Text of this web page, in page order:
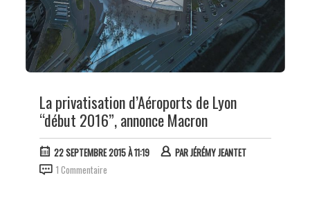
La privatisation d’Aéroports de Lyon
“début 2016”, annonce Macron
22 SEPTEMBRE 2015 À 11:19 PARJÉRÉMY JEANTET
1 Commentaire